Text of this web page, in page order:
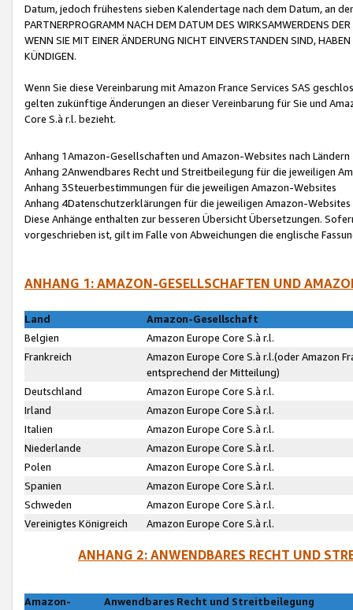
Datum, jedoch frühestens sieben Kalendertage nach dem Datum, an
PARTNERPROGRAMM NACH DEM DATUM DES WIRKSAMWERDENS
WENN SIE MIT EINER ÄNDERUNG NICHT EINVERSTANDEN SIND,
KÜNDIGEN.
Wenn Sie diese Vereinbarung mit Amazon France Services SAS
gelten zukünftige Änderungen an dieser Vereinbarung für Sie und
Core S.à r.l. bezieht.
Anhang 1Amazon-Gesellschaften und Amazon-Websites nach Ländern
Anhang 2Anwendbares Recht und Streitbeilegung für die jeweiligen
Anhang 3Steuerbestimmungen für die jeweiligen Amazon-Websites
Anhang 4Datenschutzerklärungen für die jeweiligen Amazon-Websites
Diese Anhänge enthalten zur besseren Übersicht Übersetzungen.
vorgeschrieben ist, gilt im Falle von Abweichungen die englische
ANHANG 1: AMAZON-GESELLSCHAFTEN UND
Land
Amazon-Gesellschaft
Belgien
Amazon Europe Core S.à r.l.
Frankreich
Amazon Europe Core S.à r.l.(oder Amazon
entsprechend der Mitteilung)
Deutschland
Amazon Europe Core S.à r.l.
Irland
Amazon Europe Core S.à r.l.
Italien
Amazon Europe Core S.à r.l.
Niederlande
Amazon Europe Core S.à r.l.
Polen
Amazon Europe Core S.à r.l.
Spanien
Amazon Europe Core S.à r.l.
Schweden
Amazon Europe Core S.à r.l.
Vereinigtes Königreich
Amazon Europe Core S.à r.l.
ANHANG 2: ANWENDBARES RECHT UND
Amazon-
Anwendbares Recht und Streitbeilegung